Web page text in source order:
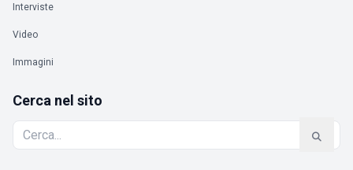
Interviste
Video
Immagini
Cerca nel sito